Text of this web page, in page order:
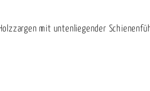
mit untenliegender